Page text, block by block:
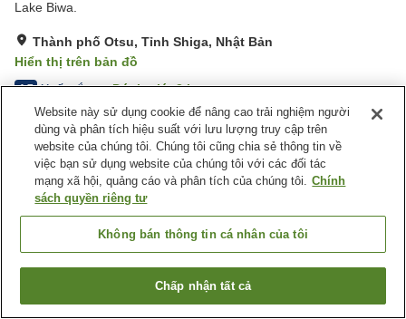
Lake Biwa.
Thành phố Otsu, Tỉnh Shiga, Nhật Bản
Hiển thị trên bản đồ
4.7 Xuất sắc Đánh giá:3lượt
Tiện nghi chỗ nghỉ
Wi-Fi
Suối nước nóng trong nhà
Hoàn toàn không hút thuốc
Khu hút thuốc riêng
Nhật Bản Tỉnh Shiga
Thành phố Otsu
Biwako Matsunoura Bettei
Tìm phòng trống
Website này sử dụng cookie để nâng cao trải nghiệm người
dùng và phân tích hiệu suất với lưu lượng truy cập trên
website của chúng tôi. Chúng tôi cũng chia sẻ thông tin về
việc bạn sử dụng website của chúng tôi với các đối tác
mạng xã hội, quảng cáo và phân tích của chúng tôi. Chính
sách quyền riêng tư
Không bán thông tin cá nhân của tôi
Chấp nhận tất cả